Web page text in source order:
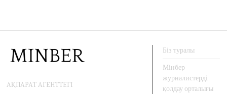
АҚПАРАТ АГЕНТТЕГІ
Біз туралы
Мінбер
журналистерді
қолдау орталығы